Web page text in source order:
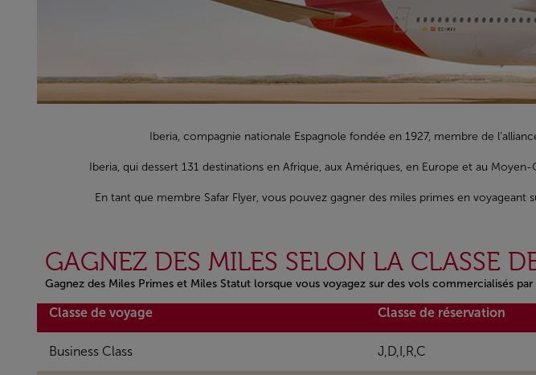
Iberia, compagnie nationale Espagnole fondée en 1927, membre de
Iberia, qui dessert 131 destinations en Afrique, aux Amériques, en Europe et au
En tant que membre Safar Flyer, vous pouvez gagner des miles primes en
GAGNEZ DES MILES SELON LA CLASSE
Gagnez des Miles Primes et Miles Statut lorsque vous voyagez sur des vols commercialisés
Open in a new window
Classe de voyage Classe de réservation
Business Class J,D,I,R,C